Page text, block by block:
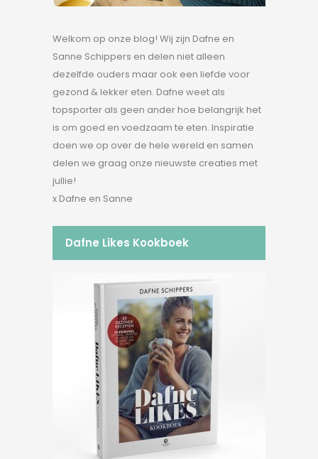
Welkom op onze blog! Wij zijn Dafne en
Sanne Schippers en delen niet alleen
dezelfde ouders maar ook een liefde voor
gezond & lekker eten. Dafne weet als
topsporter als geen ander hoe belangrijk het
is om goed en voedzaam te eten. Inspiratie
doen we op over de hele wereld en samen
delen we graag onze nieuwste creaties met
jullie!
x Dafne en Sanne
Dafne Likes Kookboek